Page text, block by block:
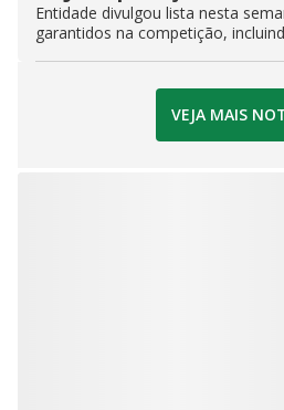
Entidade divulgou lista nesta
garantidos na competição,
VEJA MAIS